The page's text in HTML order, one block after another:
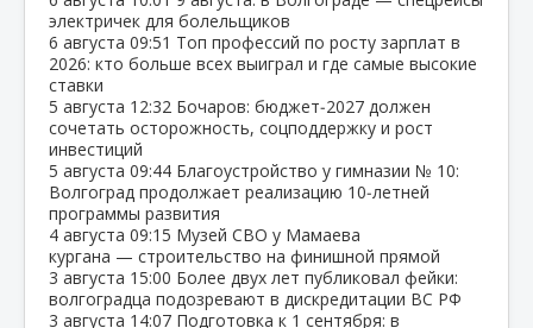
электричек для болельщиков
6 августа 09:51 Топ профессий по росту зарплат в
2026: кто больше всех выиграл и где самые высокие
ставки
5 августа 12:32 Бочаров: бюджет‑2027 должен
сочетать осторожность, соцподдержку и рост
инвестиций
5 августа 09:44 Благоустройство у гимназии № 10:
Волгоград продолжает реализацию 10‑летней
программы развития
4 августа 09:15 Музей СВО у Мамаева
кургана — строительство на финишной прямой
3 августа 15:00 Более двух лет публиковал фейки:
волгоградца подозревают в дискредитации ВС РФ
3 августа 14:07 Подготовка к 1 сентября: в